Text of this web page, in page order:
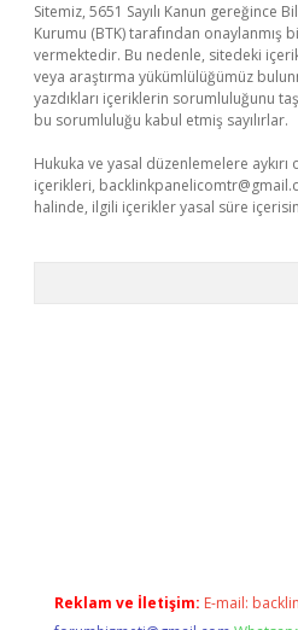
Sitemiz, 5651 Sayılı Kanun gereğince
Kurumu (BTK) tarafından onaylanmış
vermektedir. Bu nedenle, sitedeki
veya araştırma yükümlülüğümüz
yazdıkları içeriklerin sorumluluğunu
bu sorumluluğu kabul etmiş sayılırlar.
Hukuka ve yasal düzenlemelere
içerikleri,
halinde, ilgili içerikler yasal süre
Reklam ve İletişim: E-mail: